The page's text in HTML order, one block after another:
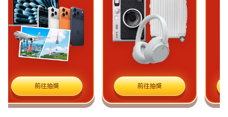
前往抽獎 前往抽獎